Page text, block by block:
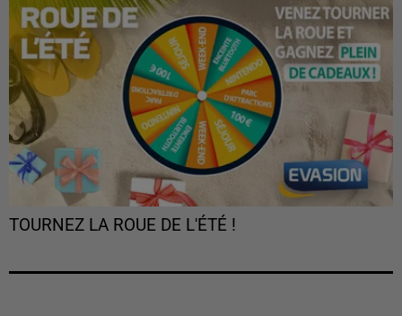
TOURNEZ LA ROUE DE L'ÉTÉ !